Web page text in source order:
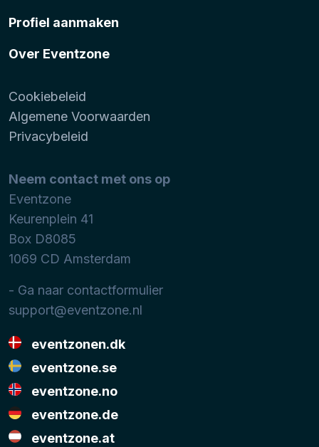
Profiel aanmaken
Over Eventzone
Cookiebeleid
Algemene Voorwaarden
Privacybeleid
Neem contact met ons op
Eventzone
Keurenplein 41
Box D8085
1069 CD Amsterdam
- Ga naar contactformulier
support@eventzone.nl
eventzonen.dk
eventzone.se
eventzone.no
eventzone.de
eventzone.at